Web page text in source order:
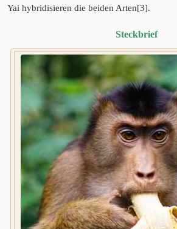
Yai hybridisieren die beiden Arten[3].
Steckbrief